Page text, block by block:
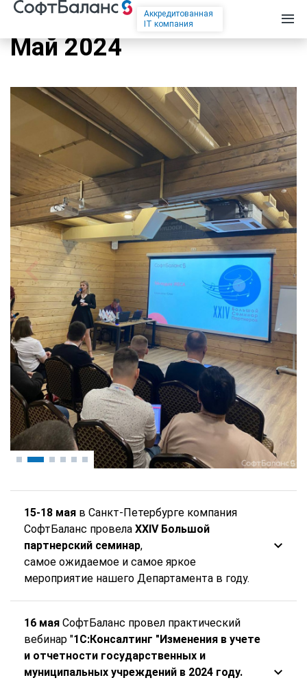
Аккредитованная
IT компания
Май 2024
15-18 мая в Санкт-Петербурге компания
СофтБаланс провела XXIV Большой
партнерский семинар,
самое ожидаемое и самое яркое
мероприятие нашего Департамента в году.
16 мая СофтБаланс провел практический
вебинар "1С:Консалтинг "Изменения в учете
и отчетности государственных и
муниципальных учреждений в 2024 году.